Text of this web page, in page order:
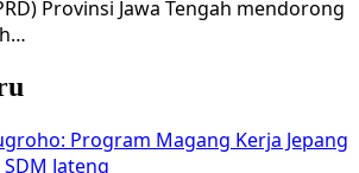
Provinsi Jawa Tengah mendorong